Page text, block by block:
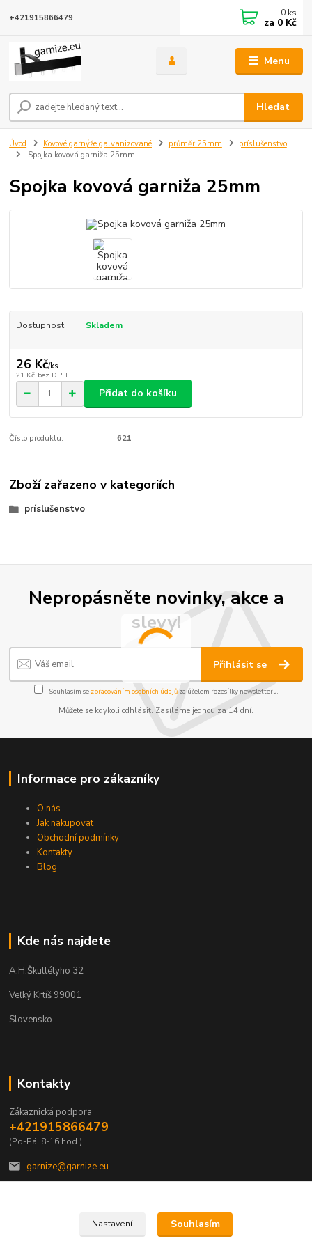
Menu
Hledat
+421915866479 0 ks
za 0 Kč
Úvod Kovové garnýže galvanizované průměr 25mm
príslušenstvo
Spojka kovová garniža 25mm
Spojka kovová garniža 25mm
Dostupnost Skladem
26 Kč/ks
21 Kč bez DPH
Přidat do košíku
Číslo produktu: 621
Zboží zařazeno v kategoriích
príslušenstvo
Nepropásněte novinky, akce a
slevy!
Přihlásit se
Souhlasím se zpracováním osobních údajůza účelem rozesílky newsletteru.
Můžete se kdykoli odhlásit. Zasíláme jednou za 14 dní.
Informace pro zákazníky
O nás
Jak nakupovat
Obchodní podmínky
Kontakty
Blog
Kde nás najdete
A.H.Škultétyho 32
Veľký Krtíš 99001
Slovensko
Kontakty
Zákaznická podpora
+421915866479
(Po-Pá, 8-16 hod.)
garnize@garnize.eu
Nastavení Souhlasím